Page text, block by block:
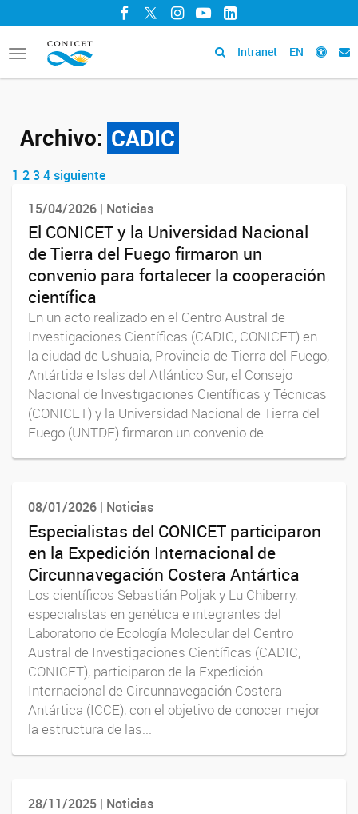
Facebook
TwitterInstagram
YouTubeLinkedIn
Toggle
navigation
Intranet EN
Archivo: CADIC
Navegador de artículos
1 234siguiente
15/04/2026 | Noticias
El CONICET y la Universidad Nacional
de Tierra del Fuego firmaron un
convenio para fortalecer la cooperación
científica
En un acto realizado en el Centro Austral de
Investigaciones Científicas (CADIC, CONICET) en
la ciudad de Ushuaia, Provincia de Tierra del Fuego,
Antártida e Islas del Atlántico Sur, el Consejo
Nacional de Investigaciones Científicas y Técnicas
(CONICET) y la Universidad Nacional de Tierra del
Fuego (UNTDF) firmaron un convenio de...
08/01/2026 | Noticias
Especialistas del CONICET participaron
en la Expedición Internacional de
Circunnavegación Costera Antártica
Los científicos Sebastián Poljak y Lu Chiberry,
especialistas en genética e integrantes del
Laboratorio de Ecología Molecular del Centro
Austral de Investigaciones Científicas (CADIC,
CONICET), participaron de la Expedición
Internacional de Circunnavegación Costera
Antártica (ICCE), con el objetivo de conocer mejor
la estructura de las...
28/11/2025 | Noticias